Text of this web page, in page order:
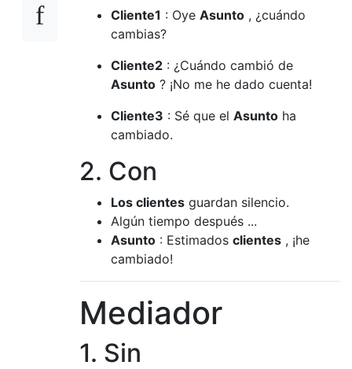
Cliente1 : Oye Asunto , ¿cuándo
cambias?
Cliente2 : ¿Cuándo cambió de
Asunto ? ¡No me he dado cuenta!
Cliente3 : Sé que el Asunto ha
cambiado.
2. Con
Los clientes guardan silencio.
Algún tiempo después ...
Asunto : Estimados clientes , ¡he
cambiado!
Mediador
1. Sin